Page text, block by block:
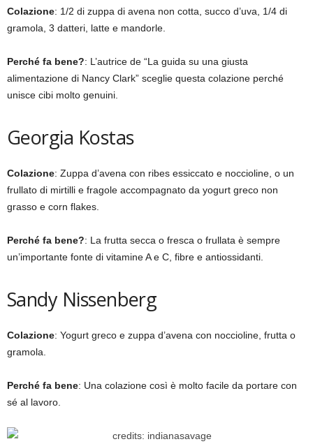
Colazione: 1/2 di zuppa di avena non cotta, succo d’uva, 1/4 di
gramola, 3 datteri, latte e mandorle.
Perché fa bene?: L’autrice de “La guida su una giusta
alimentazione di Nancy Clark” sceglie questa colazione perché
unisce cibi molto genuini.
Georgia Kostas
Colazione: Zuppa d’avena con ribes essiccato e noccioline, o un
frullato di mirtilli e fragole accompagnato da yogurt greco non
grasso e corn flakes.
Perché fa bene?: La frutta secca o fresca o frullata è sempre
un’importante fonte di vitamine A e C, fibre e antiossidanti.
Sandy Nissenberg
Colazione: Yogurt greco e zuppa d’avena con noccioline, frutta o
gramola.
Perché fa bene: Una colazione così è molto facile da portare con
sé al lavoro.